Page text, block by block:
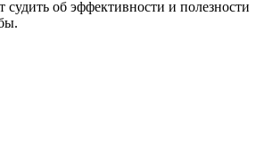
судить об эффективности и полезности